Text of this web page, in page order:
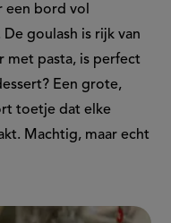
een bord vol
goulash is rijk van
met pasta, is perfect
Een grote,
toetje dat elke
Machtig, maar echt